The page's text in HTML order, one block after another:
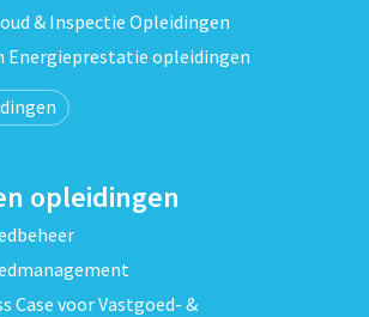
& Inspectie Opleidingen
Energieprestatie opleidingen
opleidingen
Case voor Vastgoed- &